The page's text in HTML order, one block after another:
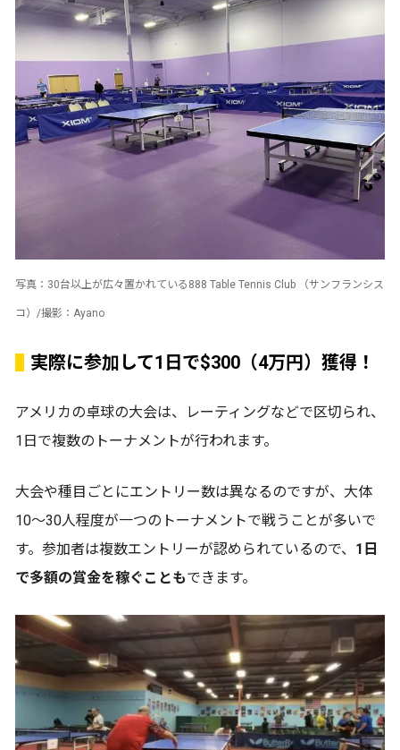
写真：30台以上が広々置かれている888 Table Tennis Club （サンフランシス
コ）/撮影：Ayano
実際に参加して1日で$300（4万円）獲得！
アメリカの卓球の大会は、レーティングなどで区切られ、
1日で複数のトーナメントが行われます。
大会や種目ごとにエントリー数は異なるのですが、大体
10〜30人程度が一つのトーナメントで戦うことが多いで
す。参加者は複数エントリーが認められているので、 1日
で多額の賞金を稼ぐこともできます。